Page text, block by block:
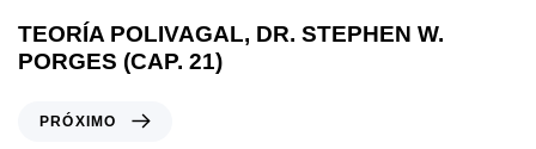
TEORÍA POLIVAGAL, DR. STEPHEN W.
PORGES (CAP. 21)
PRÓXIMO